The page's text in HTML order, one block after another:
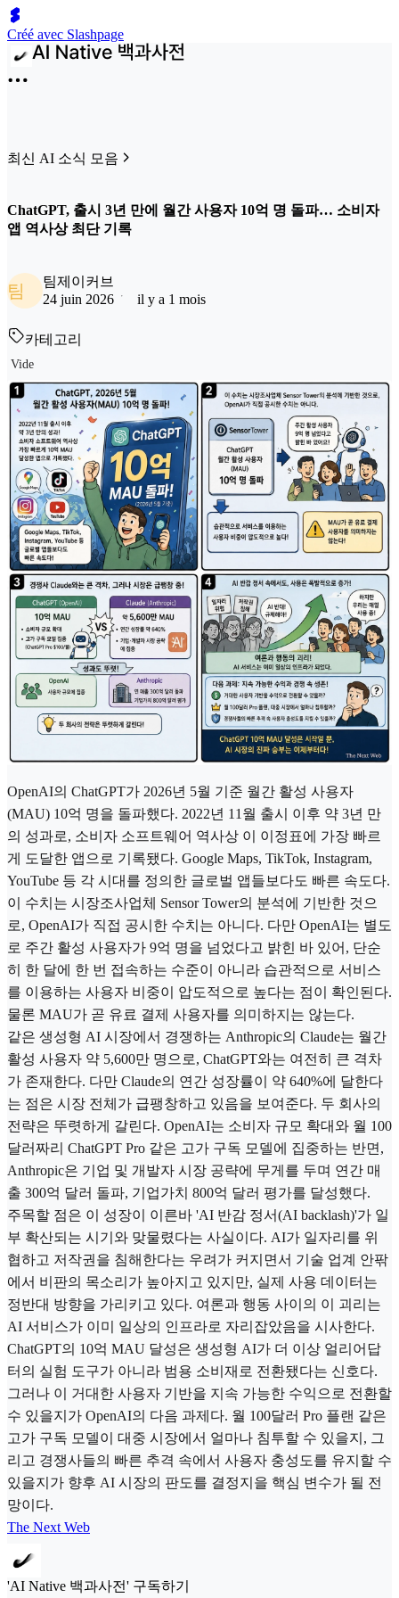
Créé avec Slashpage
최신 AI 소식 모음
ChatGPT, 출시 3년 만에 월간 사용자 10억 명 돌파… 소비자
앱 역사상 최단 기록
팀
팀제이커브
24 juin 2026
il y a 1 mois
카테고리
Vide
OpenAI의 ChatGPT가 2026년 5월 기준 월간 활성 사용자
(MAU) 10억 명을 돌파했다. 2022년 11월 출시 이후 약 3년 만
의 성과로, 소비자 소프트웨어 역사상 이 이정표에 가장 빠르
게 도달한 앱으로 기록됐다. Google Maps, TikTok, Instagram,
YouTube 등 각 시대를 정의한 글로벌 앱들보다도 빠른 속도다.
이 수치는 시장조사업체 Sensor Tower의 분석에 기반한 것으
로, OpenAI가 직접 공시한 수치는 아니다. 다만 OpenAI는 별도
로 주간 활성 사용자가 9억 명을 넘었다고 밝힌 바 있어, 단순
히 한 달에 한 번 접속하는 수준이 아니라 습관적으로 서비스
를 이용하는 사용자 비중이 압도적으로 높다는 점이 확인된다.
물론 MAU가 곧 유료 결제 사용자를 의미하지는 않는다.
같은 생성형 AI 시장에서 경쟁하는 Anthropic의 Claude는 월간
활성 사용자 약 5,600만 명으로, ChatGPT와는 여전히 큰 격차
가 존재한다. 다만 Claude의 연간 성장률이 약 640%에 달한다
는 점은 시장 전체가 급팽창하고 있음을 보여준다. 두 회사의
전략은 뚜렷하게 갈린다. OpenAI는 소비자 규모 확대와 월 100
달러짜리 ChatGPT Pro 같은 고가 구독 모델에 집중하는 반면,
Anthropic은 기업 및 개발자 시장 공략에 무게를 두며 연간 매
출 300억 달러 돌파, 기업가치 800억 달러 평가를 달성했다.
주목할 점은 이 성장이 이른바 'AI 반감 정서(AI backlash)'가 일
부 확산되는 시기와 맞물렸다는 사실이다. AI가 일자리를 위
협하고 저작권을 침해한다는 우려가 커지면서 기술 업계 안팎
에서 비판의 목소리가 높아지고 있지만, 실제 사용 데이터는
정반대 방향을 가리키고 있다. 여론과 행동 사이의 이 괴리는
AI 서비스가 이미 일상의 인프라로 자리잡았음을 시사한다.
ChatGPT의 10억 MAU 달성은 생성형 AI가 더 이상 얼리어답
터의 실험 도구가 아니라 범용 소비재로 전환됐다는 신호다.
그러나 이 거대한 사용자 기반을 지속 가능한 수익으로 전환할
수 있을지가 OpenAI의 다음 과제다. 월 100달러 Pro 플랜 같은
고가 구독 모델이 대중 시장에서 얼마나 침투할 수 있을지, 그
리고 경쟁사들의 빠른 추격 속에서 사용자 충성도를 유지할 수
있을지가 향후 AI 시장의 판도를 결정지을 핵심 변수가 될 전
망이다.
The Next Web
'AI Native 백과사전' 구독하기